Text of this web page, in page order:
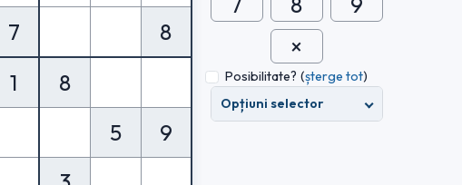
7
8
1
8
5
9
Posibilitate? (șterge tot)
Opțiuni selector